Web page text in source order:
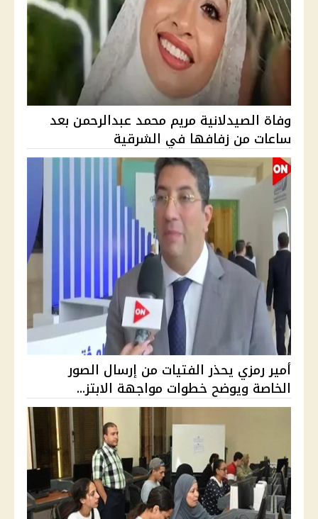
وفاة الصيدلانية مريم محمد عبدالرحمن بعد
ساعات من زفافها في الشرقية
أمير رمزي يحذر الفتيات من إرسال الصور
الخاصة ويوضح خطوات مواجهة الابتز...